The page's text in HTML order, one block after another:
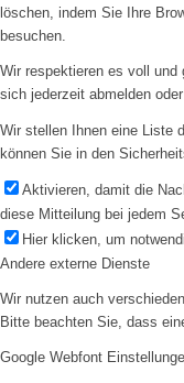
löschen, indem Sie Ihre
besuchen.
Wir respektieren es voll
sich jederzeit abmelden
Wir stellen Ihnen eine Liste
können Sie in den
Aktivieren, damit die
diese Mitteilung bei jedem
Hier klicken, um
Andere externe Dienste
Wir nutzen auch
Bitte beachten Sie, dass
Google Webfont